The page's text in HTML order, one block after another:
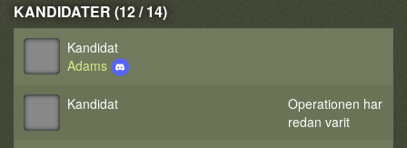
KANDIDATER (12 / 14)
Kandidat
Adams
Kandidat
Operationen har
redan varit